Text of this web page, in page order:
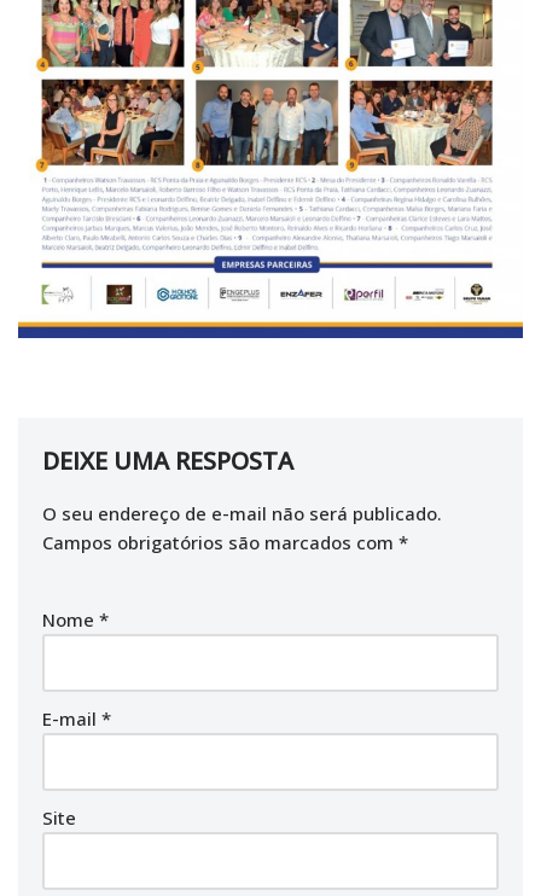
DEIXE UMA RESPOSTA
O seu endereço de e-mail não será publicado.
Campos obrigatórios são marcados com *
Nome *
E-mail *
Site